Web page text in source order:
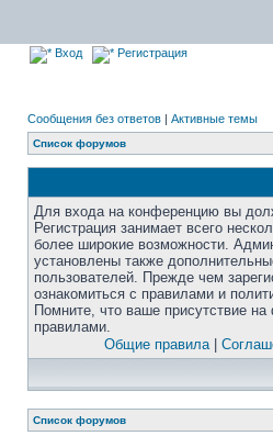
Вход Регистрация
Сообщения без ответов | Активные темы
Список форумов
Для входа на конференцию вы
Регистрация занимает всего
более широкие возможности.
установлены также
пользователей. Прежде чем
ознакомиться с правилами и
Помните, что ваше присутствие
правилами.
Общие правила|
Список форумов